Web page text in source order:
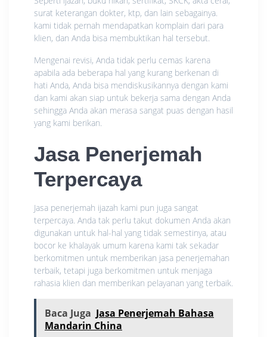
surat keterangan dokter, ktp, dan lain sebagainya.
kami tidak pernah mendapatkan komplain dari para
klien, dan Anda bisa membuktikan hal tersebut.
Mengenai revisi, Anda tidak perlu cemas karena
apabila ada beberapa hal yang kurang berkenan di
hati Anda, Anda bisa mendiskusikannya dengan kami
dan kami akan siap untuk bekerja sama dengan Anda
sehingga Anda akan merasa sangat puas dengan hasil
yang kami berikan.
Jasa Penerjemah
Terpercaya
Jasa penerjemah ijazah kami pun juga sangat
terpercaya. Anda tak perlu takut dokumen Anda akan
digunakan untuk hal-hal yang tidak semestinya, atau
bocor ke khalayak umum karena kami tak sekadar
berkomitmen untuk memberikan jasa penerjemahan
terbaik, tetapi juga berkomitmen untuk menjaga
rahasia klien dan memberikan pelayanan yang terbaik.
Baca Juga Jasa Penerjemah Bahasa
Mandarin China